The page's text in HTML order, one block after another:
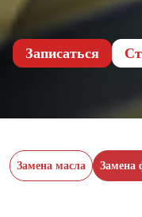
Записаться
Замена масла Замена